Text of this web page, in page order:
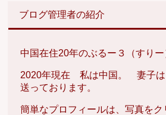
ブログ管理者の紹介
中国在住20年のぶるー３（すりー
2020年現在 私は中国。 妻子は
送っております。
簡単なプロフィールは、写真をク